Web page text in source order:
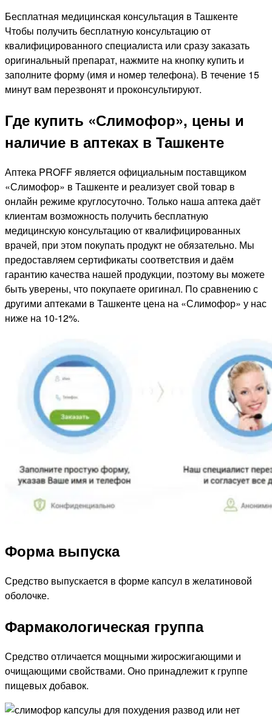
Бесплатная медицинская консультация в Ташкенте
Чтобы получить бесплатную консультацию от
квалифицированного специалиста или сразу заказать
оригинальный препарат, нажмите на кнопку купить и
заполните форму (имя и номер телефона). В течение 15
минут вам перезвонят и проконсультируют.
Где купить «Слимофор», цены и
наличие в аптеках в Ташкенте
Аптека PROFF является официальным поставщиком
«Слимофор» в Ташкенте и реализует свой товар в
онлайн режиме круглосуточно. Только наша аптека даёт
клиентам возможность получить бесплатную
медицинскую консультацию от квалифицированных
врачей, при этом покупать продукт не обязательно. Мы
предоставляем сертификаты соответствия и даём
гарантию качества нашей продукции, поэтому вы можете
быть уверены, что покупаете оригинал. По сравнению с
другими аптеками в Ташкенте цена на «Слимофор» у нас
ниже на 10-12%.
Форма выпуска
Средство выпускается в форме капсул в желатиновой
оболочке.
Фармакологическая группа
Средство отличается мощными жиросжигающими и
очищающими свойствами. Оно принадлежит к группе
пищевых добавок.